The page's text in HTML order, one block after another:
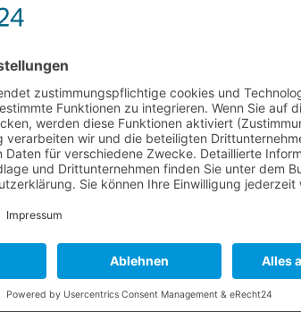
der Pflanzen aus?
Ammonium-Nitrat-Verhältnis im Stickstoff-
im Oberboden zu messen?
im Oberboden zu messen?
unterschiedlicher Bodentypen?
erkennbar? Welche Auswirkungen
erstellten Bodenprofilen;